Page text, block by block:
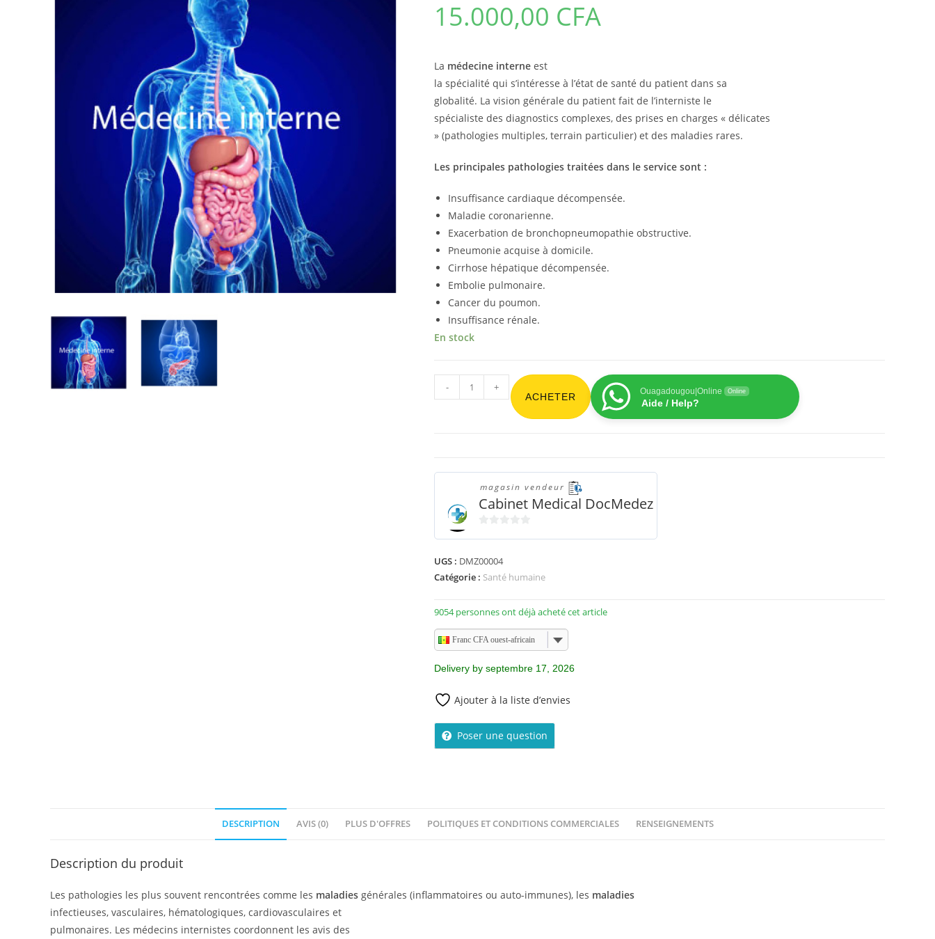
15.000,00 CFA
La médecine interne est
la spécialité qui s’intéresse à l’état de santé du patient dans sa
globalité. La vision générale du patient fait de l’interniste le
spécialiste des diagnostics complexes, des prises en charges « délicates
» (pathologies multiples, terrain particulier) et des maladies rares.
Les principales pathologies traitées dans le service sont :
Insuffisance cardiaque décompensée.
Maladie coronarienne.
Exacerbation de bronchopneumopathie obstructive.
Pneumonie acquise à domicile.
Cirrhose hépatique décompensée.
Embolie pulmonaire.
Cancer du poumon.
Insuffisance rénale.
En stock
- +
ACHETER Ouagadougou|Online Online
Aide / Help?
magasin vendeur
Cabinet Medical DocMedez
u
r
UGS : DMZ00004
Catégorie : Santé humaine
9054 personnes ont déjà acheté cet article
Franc CFA ouest-africain
Delivery by septembre 17, 2026
Ajouter à la liste d’envies
Poser une question
DESCRIPTION AVIS (0) PLUS D'OFFRES POLITIQUES ET CONDITIONS COMMERCIALES RENSEIGNEMENTS
Description du produit
Les pathologies les plus souvent rencontrées comme les maladies générales (inflammatoires ou auto-immunes), les maladies
infectieuses, vasculaires, hématologiques, cardiovasculaires et
pulmonaires. Les médecins internistes coordonnent les avis des